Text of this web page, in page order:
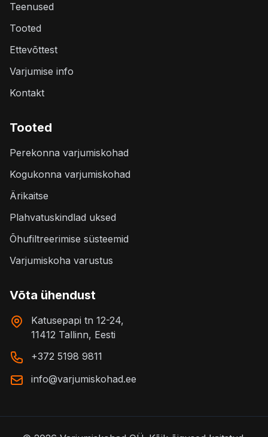
Teenused
Tooted
Ettevõttest
Varjumise info
Kontakt
Tooted
Perekonna varjumiskohad
Kogukonna varjumiskohad
Ärikaitse
Plahvatuskindlad uksed
Õhufiltreerimise süsteemid
Varjumiskoha varustus
Võta ühendust
Katusepapi tn 12-24,
11412 Tallinn, Eesti
+372 5198 9811
info@varjumiskohad.ee